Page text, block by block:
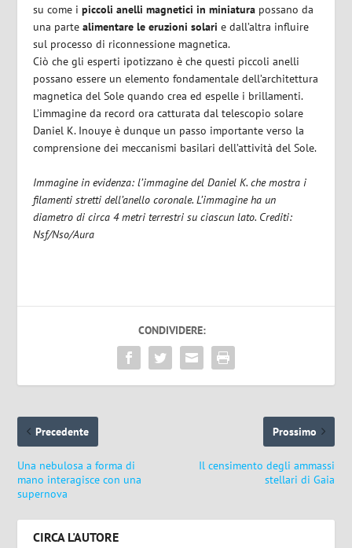
su come ipiccoli anelli magnetici in miniatura possano da
una partealimentare le eruzioni solari e dall’altra influire
sul processo di riconnessione magnetica.
Ciò che gli esperti ipotizzano è che questi piccoli anelli
possano essere un elemento fondamentale dell’architettura
magnetica del Sole quando crea ed espelle i brillamenti.
L’immagine da record ora catturata dal telescopio solare
Daniel K. Inouye è dunque un passo importante verso la
comprensione dei meccanismi basilari dell’attività del Sole.
Immagine in evidenza: l’immagine del Daniel K. che mostra i
filamenti stretti dell’anello coronale. L’immagine ha un
diametro di circa 4 metri terrestri su ciascun lato. Crediti:
Nsf/Nso/Aura
CONDIVIDERE:
Precedente
Una nebulosa a forma di
mano interagisce con una
supernova
Prossimo
Il censimento degli ammassi
stellari di Gaia
CIRCA L'AUTORE